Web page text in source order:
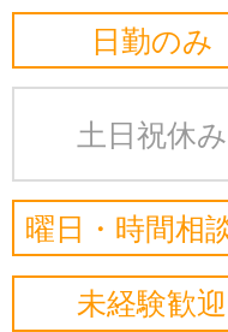
日勤のみ
土日祝休み
曜日・時間相
未経験歓迎